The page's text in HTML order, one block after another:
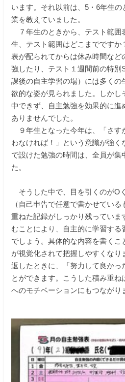
います。それ以前は、5・6年生
業を教えていました。
７年生のときから、テスト範囲
生、テスト範囲はどこまでですか
表が配られてからは休み時間など
強したり、テスト１週間前の特別
課後の自主学習の場）には多くの
欲的な姿が見られました。しかし
中できず、自主勉強を効果的に進
ありませんでした。
９年生となった今年は、「さす
わなければ！」という意識が強く
で設けた勉強の時間は、全員が集
た。
そうした中で、目を引くのがО
（自己申告で任意で書かせてい
重ねた記録がしっかり残っていま
むことにより、自主的に学習する
でしょう。具体的な内容を書くこ
が視覚化されて把握しやすくなり
返したときに、「努力して良かっ
とができます。こうした積み重ね
へのモチベーションにもつながり